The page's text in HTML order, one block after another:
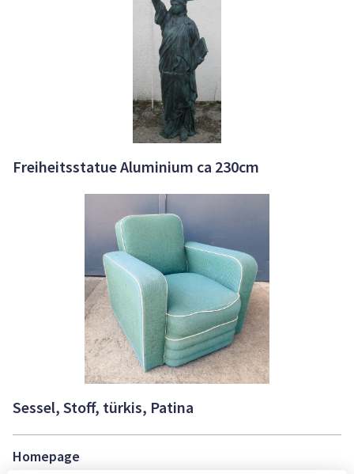
Freiheitsstatue Aluminium ca 230cm
Sessel, Stoff, türkis, Patina
Homepage